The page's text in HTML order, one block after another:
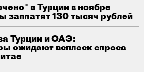
в Турции в ноябре
заплатят 130 тысяч рублей
Турции и ОАЭ:
ожидают всплеск спроса